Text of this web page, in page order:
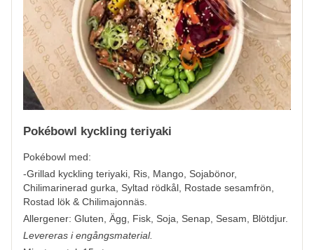
Pokébowl kyckling teriyaki
Pokébowl med:
-Grillad kyckling teriyaki, Ris, Mango, Sojabönor,
Chilimarinerad gurka, Syltad rödkål, Rostade sesamfrön,
Rostad lök & Chilimajonnäs.
Allergener: Gluten, Ägg, Fisk, Soja, Senap, Sesam, Blötdjur.
Levereras i engångsmaterial.